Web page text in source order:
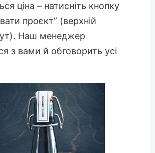
ціна – натисніть кнопку
проєкт” (верхній
Наш менеджер
з вами й обговорить усі